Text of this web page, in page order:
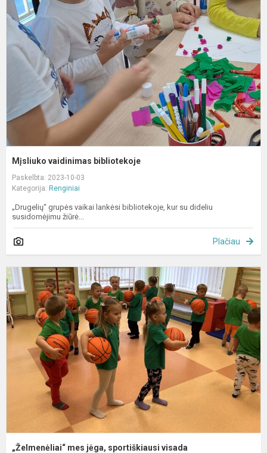
Mįsliuko vaidinimas bibliotekoje
Paskelbta: 2023-10-03
Kategorija: Renginiai
„Drugelių“ grupės vaikai lankėsi bibliotekoje, kur su dideliu
susidomėjimu žiūrė...
Plačiau
„Želmenėliai“ mes jėga, sportiškiausi visada